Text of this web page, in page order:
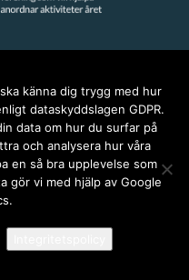
känna dig trygg med hur
dataskyddslagen GDPR.
data om hur du surfar på
och analysera hur våra
en så bra upplevelse som
gör vi med hjälp av Google